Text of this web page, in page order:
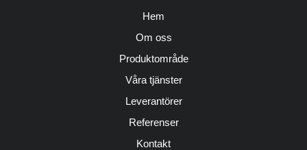
Hem
Om oss
Produktområde
Våra tjänster
Leverantörer
Referenser
Kontakt